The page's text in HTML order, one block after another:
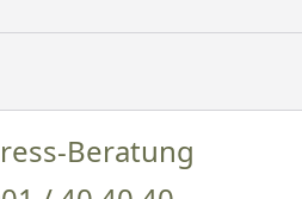
Beratung